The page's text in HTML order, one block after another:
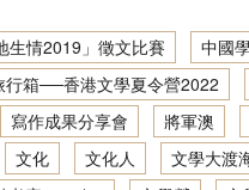
地景．人文．寫作：中學生社區文
地景．人文．寫作：中學生社區文
地景．人文．寫作：創意寫作坊
筆述我城他與她：初中學生文學景
寫作成果分享會 2015/16
讀寫我城：初中學生文學景點考察
文學大渡海──文學讀寫網上工作坊
香港文學深度體驗：文學景點考察
文學大渡海──文學讀寫網上工作坊
生情2019」徵文比賽 中國
行箱──香港文學夏令營2022
寫作成果分享會 將軍澳
文化 文化人 文學大渡